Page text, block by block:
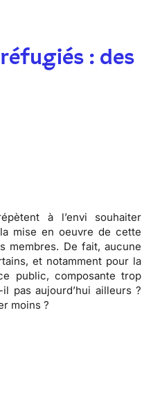
: des
à l’envi souhaiter
mise en oeuvre de cette
membres. De fait,aucune
et notamment pour la
public, composante trop
pas aujourd’hui ailleurs ?
moins ?